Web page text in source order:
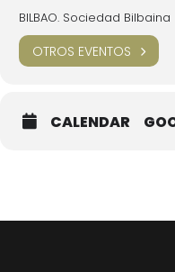
BILBAO. Sociedad Bilbaina
OTROS EVENTOS
CALENDAR